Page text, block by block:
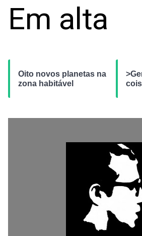
Em alta
Oito novos planetas na
zona habitável